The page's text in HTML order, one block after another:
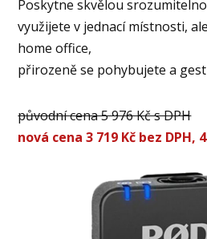
Poskytne skvělou
využijete v jednací místnosti,
home office,
přirozeně se pohybujete a
původní cena 5 976 Kč s DPH
nová cena 3 719 Kč bez DPH,